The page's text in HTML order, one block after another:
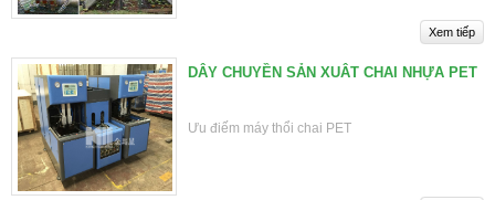
DÂY CHUYỀN SẢN XUÂT CHAI NHỰA PET
Ưu điếm máy thổi chai PET